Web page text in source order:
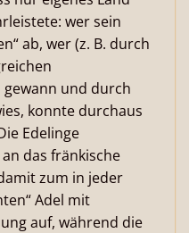
wer sein
ab, wer (z. B. durch
gewann und durch
konnte durchaus
Edelinge
das fränkische
zum in jeder
Adel mit
auf, während die